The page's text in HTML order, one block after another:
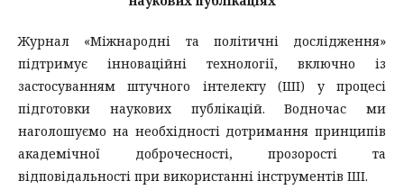
Журнал «Міжнародні та політичні дослідження»
підтримує інноваційні технології, включно із
застосуванням штучного інтелекту (ШІ) у процесі
підготовки наукових публікацій. Водночас ми
наголошуємо на необхідності дотримання принципів
академічної доброчесності, прозорості та
відповідальності при використанні інструментів ШІ.